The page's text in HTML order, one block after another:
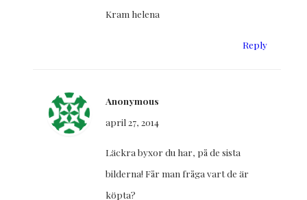
Kram helena
Reply
Anonymous
april 27, 2014
Läckra byxor du har, på de sista
bilderna! Får man fråga vart de är
köpta?